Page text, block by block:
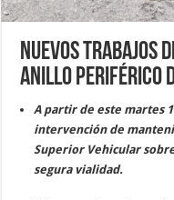
Nuevos trabajos
Anillo Periférico
A partir de este martes
intervención de
Superior Vehicular
segura vialidad.